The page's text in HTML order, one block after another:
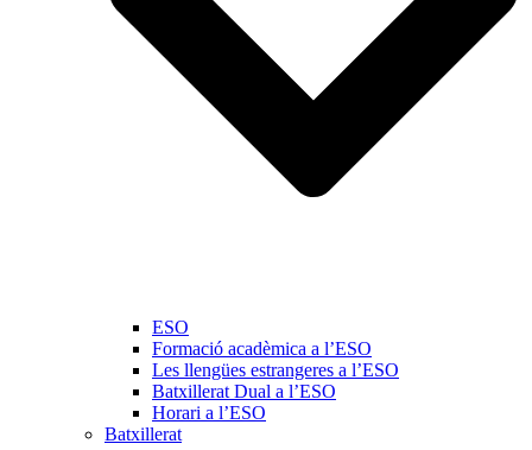
ESO
Formació acadèmica a l’ESO
Les llengües estrangeres a l’ESO
Batxillerat Dual a l’ESO
Horari a l’ESO
Batxillerat